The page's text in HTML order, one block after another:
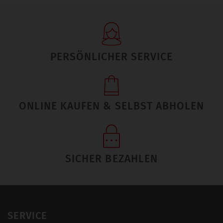
PERSÖNLICHER SERVICE
ONLINE KAUFEN & SELBST ABHOLEN
SICHER BEZAHLEN
SERVICE